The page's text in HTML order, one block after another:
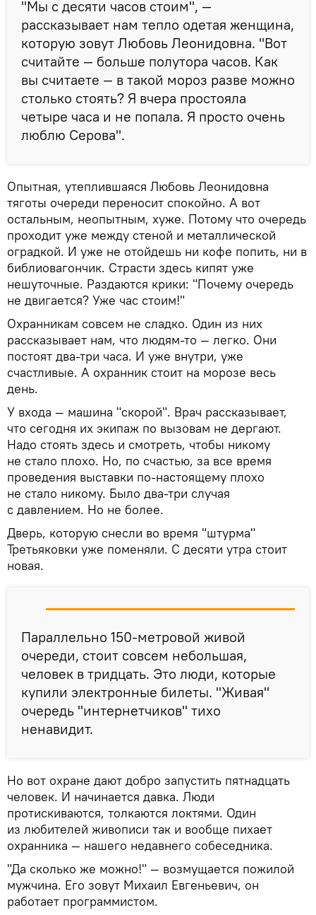
"Мы с десяти часов стоим", —
рассказывает нам тепло одетая женщина,
которую зовут Любовь Леонидовна. "Вот
считайте — больше полутора часов. Как
вы считаете — в такой мороз разве можно
столько стоять? Я вчера простояла
четыре часа и не попала. Я просто очень
люблю Серова".
Опытная, утеплившаяся Любовь Леонидовна
тяготы очереди переносит спокойно. А вот
остальным, неопытным, хуже. Потому что очередь
проходит уже между стеной и металлической
оградкой. И уже не отойдешь ни кофе попить, ни в
библиовагончик. Страсти здесь кипят уже
нешуточные. Раздаются крики: "Почему очередь
не двигается? Уже час стоим!"
Охранникам совсем не сладко. Один из них
рассказывает нам, что людям-то — легко. Они
постоят два-три часа. И уже внутри, уже
счастливые. А охранник стоит на морозе весь
день.
У входа — машина "скорой". Врач рассказывает,
что сегодня их экипаж по вызовам не дергают.
Надо стоять здесь и смотреть, чтобы никому
не стало плохо. Но, по счастью, за все время
проведения выставки по-настоящему плохо
не стало никому. Было два-три случая
с давлением. Но не более.
Дверь, которую снесли во время "штурма"
Третьяковки уже поменяли. С десяти утра стоит
новая.
Параллельно 150-метровой живой
очереди, стоит совсем небольшая,
человек в тридцать. Это люди, которые
купили электронные билеты. "Живая"
очередь "интернетчиков" тихо
ненавидит.
Но вот охране дают добро запустить пятнадцать
человек. И начинается давка. Люди
протискиваются, толкаются локтями. Один
из любителей живописи так и вообще пихает
охранника — нашего недавнего собеседника.
"Да сколько же можно!" — возмущается пожилой
мужчина. Его зовут Михаил Евгеньевич, он
работает программистом.